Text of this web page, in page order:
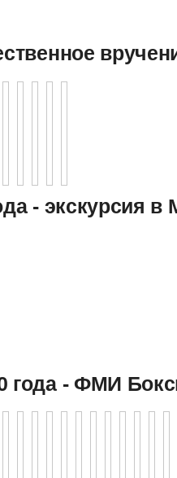
- экскурсия в
года - ФМИ